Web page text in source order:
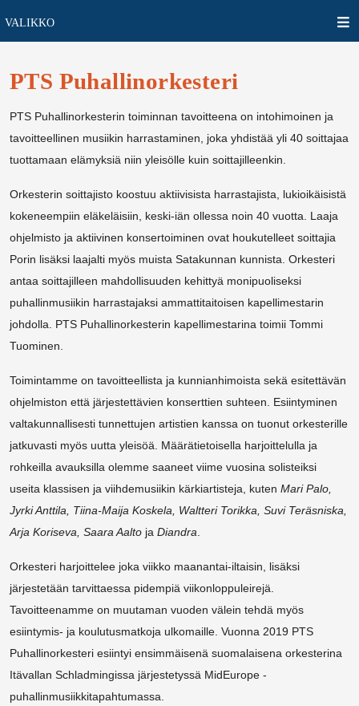
VALIKKO
PTS Puhallinorkesteri
PTS Puhallinorkesterin toiminnan tavoitteena on intohimoinen ja
tavoitteellinen musiikin harrastaminen, joka yhdistää yli 40 soittajaa
tuottamaan elämyksiä niin yleisölle kuin soittajilleenkin.
Orkesterin soittajisto koostuu aktiivisista harrastajista, lukioikäisistä
kokeneempiin eläkeläisiin, keski-iän ollessa noin 40 vuotta. Laaja
ohjelmisto ja aktiivinen konsertoiminen ovat houkutelleet soittajia
Porin lisäksi laajalti myös muista Satakunnan kunnista. Orkesteri
antaa soittajilleen mahdollisuuden kehittyä monipuoliseksi
puhallinmusiikin harrastajaksi ammattitaitoisen kapellimestarin
johdolla. PTS Puhallinorkesterin kapellimestarina toimii Tommi
Tuominen.
Toimintamme on tavoitteellista ja kunnianhimoista sekä esitettävän
ohjelmiston että järjestettävien konserttien suhteen. Esiintyminen
valtakunnallisesti tunnettujen artistien kanssa on tuonut orkesterille
jatkuvasti myös uutta yleisöä. Määrätietoisella harjoittelulla ja
rohkeilla avauksilla olemme saaneet viime vuosina solisteiksi
useita klassisen ja viihdemusiikin kärkiartisteja, kuten Mari Palo,
Jyrki Anttila, Tiina-Maija Koskela, Waltteri Torikka, Suvi Teräsniska,
Arja Koriseva, Saara Aalto ja Diandra.
Orkesteri harjoittelee joka viikko maanantai-iltaisin, lisäksi
järjestetään tarvittaessa pidempiä viikonloppuleirejä.
Tavoitteenamme on muutaman vuoden välein tehdä myös
esiintymis- ja koulutusmatkoja ulkomaille. Vuonna 2019 PTS
Puhallinorkesteri esiintyi ensimmäisenä suomalaisena orkesterina
Itävallan Schladmingissa järjestetyssä MidEurope -
puhallinmusiikkitapahtumassa.